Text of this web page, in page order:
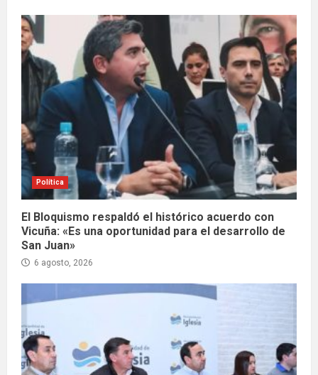
Política
El Bloquismo respaldó el histórico acuerdo con
Vicuña: «Es una oportunidad para el desarrollo de
San Juan»
6 agosto, 2026